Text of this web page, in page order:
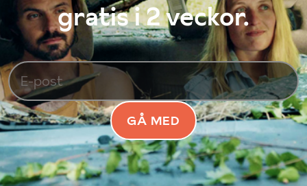
gratis i 2 veckor.
GÅ MED